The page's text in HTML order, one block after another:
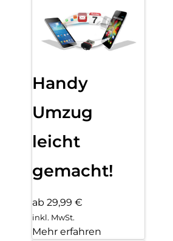
Handy
Umzug
leicht
gemacht!
ab 29,99 €
inkl. MwSt.
Mehr erfahren